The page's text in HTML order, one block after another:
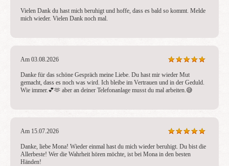
Vielen Dank du hast mich beruhigt und hoffe, dass es bald so kommt. Melde
mich wieder. Vielen Dank noch mal.
Am 03.08.2026
Danke für das schöne Gespräch meine Liebe. Du hast mir wieder Mut
gemacht, dass es noch was wird. Ich bleibe im Vertrauen und in der Geduld.
Wie immer.💕🫶 aber an deiner Telefonanlage musst du mal arbeiten.😅
Am 15.07.2026
Danke, liebe Mona! Wieder einmal hast du mich wieder beruhigt. Du bist die
Allerbeste! Wer die Wahrheit hören möchte, ist bei Mona in den besten
Händen!